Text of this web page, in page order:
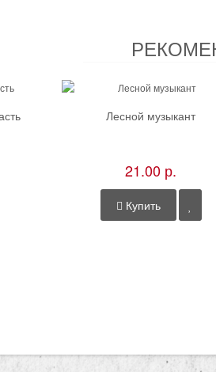
Лесной музыкант
21.00 р.
Купить